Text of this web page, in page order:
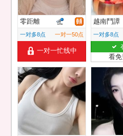
零距離
一对多8点 一对一50点
一对一忙线中
越南鬥譚
一对多8点
看